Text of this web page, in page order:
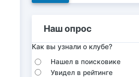
Наш опрос
Как вы узнали о клубе?
Нашел в поисковике
Увидел в рейтинге